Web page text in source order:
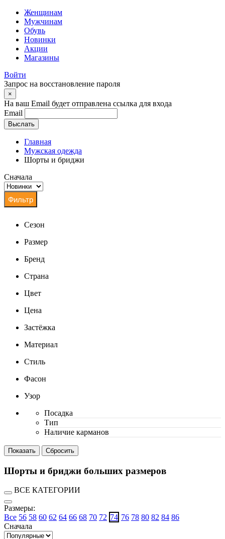
Женщинам
Мужчинам
Обувь
Новинки
Акции
Магазины
Войти
Запрос на восстановление пароля
×
На ваш Email будет отправлена ссылка для входа
Email
Выслать
Главная
Мужская одежда
Шорты и бриджи
Сначала
Сезон
Размер
Бренд
Страна
Цвет
Цена
Застёжка
Материал
Стиль
Фасон
Узор
Посадка
Тип
Наличие карманов
Шорты и бриджи больших размеров
ВСЕ КАТЕГОРИИ
Размеры:
Все 56 58 60 62 64 66 68 70 72 74 76 78 80 82 84 86
Сначала